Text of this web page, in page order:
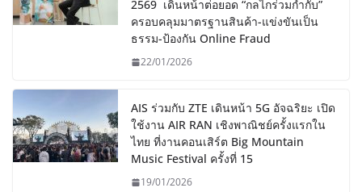
2569 เดินหน้าต่อยอด “กลไกร่วมกำกับ”
ครอบคลุมมาตรฐานสินค้า-แข่งขันเป็น
ธรรม-ป้องกัน Online Fraud
22/01/2026
AIS ร่วมกับ ZTE เดินหน้า 5G อัจฉริยะ เปิด
ใช้งาน AIR RAN เชิงพาณิชย์ครั้งแรกใน
ไทย ที่งานคอนเสิร์ต Big Mountain
Music Festival ครั้งที่ 15
19/01/2026